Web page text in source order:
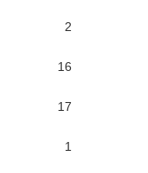
2
16
17
1